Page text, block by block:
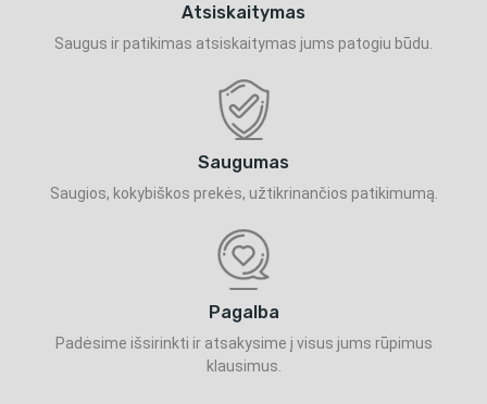
Atsiskaitymas
Saugus ir patikimas atsiskaitymas jums patogiu būdu.
Saugumas
Saugios, kokybiškos prekės, užtikrinančios patikimumą.
Pagalba
Padėsime išsirinkti ir atsakysime į visus jums rūpimus
klausimus.